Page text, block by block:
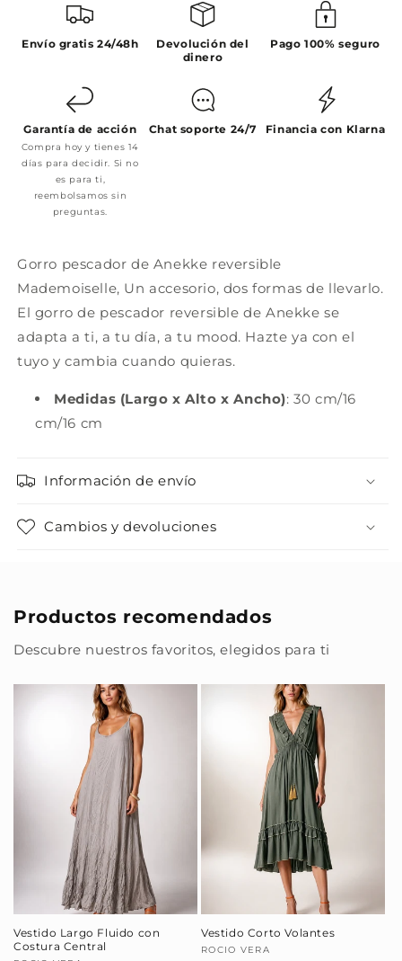
Envío gratis 24/48h
Devolución del
dinero
Pago 100% seguro
Garantía de acción
Compra hoy y tienes 14
días para decidir. Si no
es para ti,
reembolsamos sin
preguntas.
Chat soporte 24/7 Financia con Klarna
Gorro pescador de Anekke reversible
Mademoiselle, Un accesorio, dos formas de llevarlo.
El gorro de pescador reversible de Anekke se
adapta a ti, a tu día, a tu mood. Hazte ya con el
tuyo y cambia cuando quieras.
Medidas (Largo x Alto x Ancho): 30 cm/16
cm/16 cm
Información de envío
Cambios y devoluciones
Productos recomendados
Descubre nuestros favoritos, elegidos para ti
Vestido Largo Fluido con
Costura Central
Vestido Corto Volantes
Proveedor:
ROCIO VERA